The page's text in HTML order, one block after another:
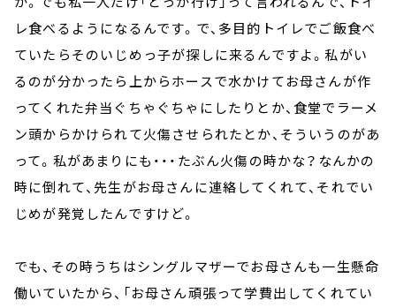
レ食べるようになるんです。で、多目的トイレでご飯食べ
ていたらそのいじめっ子が探しに来るんですよ。私がい
るのが分かったら上からホースで水かけてお母さんが作
ってくれた弁当ぐちゃぐちゃにしたりとか、食堂でラーメ
ン頭からかけられて火傷させられたとか、そういうのがあ
って。私があまりにも・・・たぶん火傷の時かな？なんかの
時に倒れて、先生がお母さんに連絡してくれて、それでい
じめが発覚したんですけど。
でも、その時うちはシングルマザーでお母さんも一生懸命
働いていたから、「お母さん頑張って学費出してくれてい